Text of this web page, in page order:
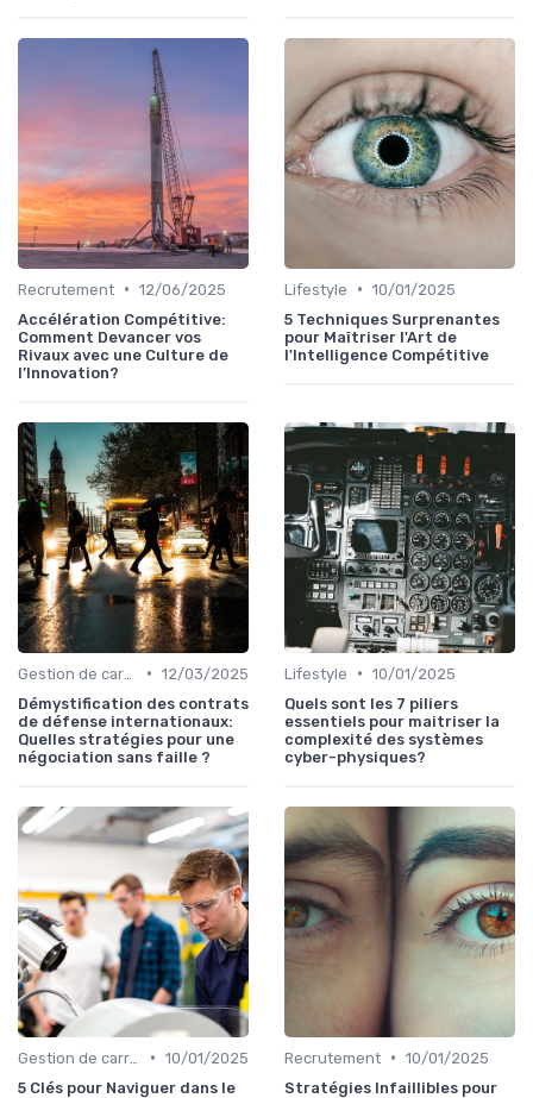
Recrutement • 12/06/2025
Accélération Compétitive:
Comment Devancer vos
Rivaux avec une Culture de
l’Innovation?
Lifestyle • 10/01/2025
5 Techniques Surprenantes
pour Maîtriser l'Art de
l'Intelligence Compétitive
• 12/03/2025
Démystification des contrats
de défense internationaux:
Quelles stratégies pour une
négociation sans faille ?
Lifestyle • 10/01/2025
Quels sont les 7 piliers
essentiels pour maitriser la
complexité des systèmes
cyber-physiques?
• 10/01/2025
5 Clés pour Naviguer dans le
Recrutement • 10/01/2025
Stratégies Infaillibles pour